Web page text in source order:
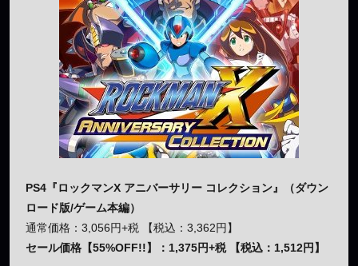
PS4『ロックマンX アニバーサリー コレクション』（ダウン
ロード版/ゲーム本編）
通常価格：3,056円+税 【税込：3,362円】
セール価格【55%OFF!!】：1,375円+税 【税込：1,512円】